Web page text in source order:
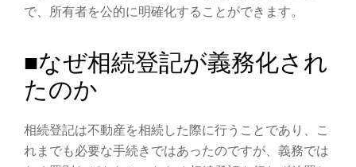
で、所有者を公的に明確化することができます。
■なぜ相続登記が義務化され
たのか
相続登記は不動産を相続した際に行うことであり、こ
れまでも必要な手続きではあったのですが、義務では